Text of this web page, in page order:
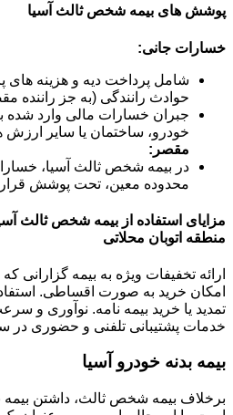
پوشش های بیمه شخص ثالث آسیا
خسارات جانی:
شامل پرداخت دیه و هزینه های
حوادث رانندگی (به جز راننده
جبران خسارات مالی وارد شده
خودرو، ساختمان یا سایر ارزش
مقصر:
در بیمه شخص ثالث آسیا،
محدوده معین، تحت پوشش
مزایای استفاده از بیمه شخص ثالث
منطقه اتوبان محلاتی
ارائه تخفیفات ویژه به بیمه گزارانی
امکان خرید به صورت اقساطی.
تمدید یا خرید بیمه نامه. نوآوری و
خدمات پشتیبانی تلفنی و حضوری در
بیمه بدنه خودرو آسیا
برخلاف بیمه شخص ثالث، داشتن بیمه